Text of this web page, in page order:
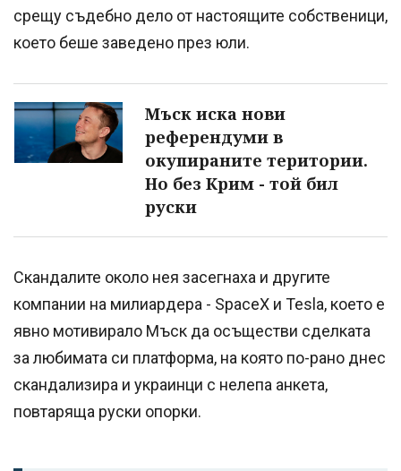
срещу съдебно дело от настоящите собственици,
което беше заведено през юли.
Мъск иска нови
референдуми в
окупираните територии.
Но без Крим - той бил
руски
Скандалите около нея засегнаха и другите
компании на милиардера - SpaceX и Tesla, което е
явно мотивирало Мъск да осъществи сделката
за любимата си платформа, на която по-рано днес
скандализира и украинци с нелепа анкета,
повтаряща руски опорки.